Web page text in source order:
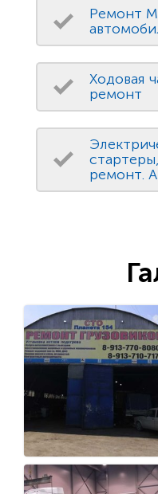
Ремонт
Ходовая
ремонт
ремонт.